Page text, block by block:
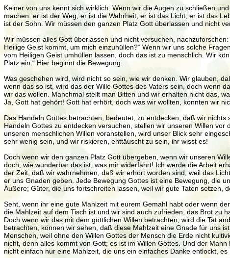
Keiner von uns kennt sich wirklich. Wenn wir die Augen zu schließen
machen: er ist der Weg, er ist die Wahrheit, er ist das Licht, er ist das
ist der Sohn. Wir müssen den ganzen Platz Gott überlassen und nicht
Wir müssen alles Gott überlassen und nicht versuchen,
Heilige Geist kommt, um mich einzuhüllen?“ Wenn wir uns solche
vom Heiligen Geist umhüllen lassen, doch das ist zu menschlich. Wir
Platz ein.“ Hier beginnt die Bewegung.
Was geschehen wird, wird nicht so sein, wie wir denken. Wir glauben,
wenn das so ist, wird das der Wille Gottes des Vaters sein, doch wenn
wir das wollen. Manchmal stellt man Bitten und wir erhalten nicht das,
Ja, Gott hat gehört! Gott hat erhört, doch was wir wollten, konnten wir
Das Handeln Gottes betrachten, bedeutet, zu entdecken, daß wir
Handeln Gottes zu entdecken versuchen, stellen wir unseren Willen
unseren menschlichen Willen voranstellen, wird unser Blick sehr
sehr wenig sein, und wir riskieren, enttäuscht zu sein, ihr wisst es!
Doch wenn wir den ganzen Platz Gott übergeben, wenn wir unseren
doch, wie wunderbar das ist, was mir widerfährt! Ich werde die Arbeit
der Zeit, daß wir wahrnehmen, daß wir erhört worden sind, weil das
er uns Gnaden geben. Jede Bewegung Gottes ist eine Bewegung, die
Äußere; Güter, die uns fortschreiten lassen, weil wir gute Taten setzen,
Seht, wenn ihr eine gute Mahlzeit mit eurem Gemahl habt oder wenn
die Mahlzeit auf dem Tisch ist und wir sind auch zufrieden, das Brot zu
Doch wenn wir das mit dem göttlichen Willen betrachten, wird die Tat
betrachten, können wir sehen, daß diese Mahlzeit eine Gnade für uns
Menschen, weil ohne den Willen Gottes der Mensch die Erde nicht
nicht, denn alles kommt von Gott; es ist im Willen Gottes. Und der
nicht einfach nur eine Mahlzeit, die uns ein einfaches Danke entlockt, es